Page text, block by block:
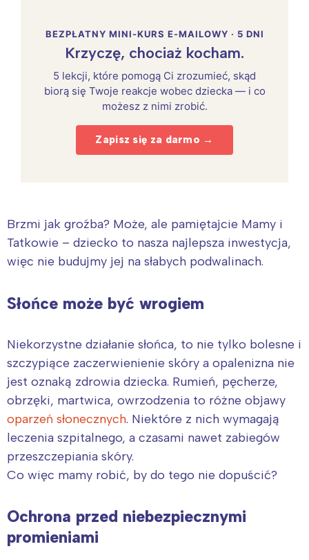
BEZPŁATNY MINI-KURS E-MAILOWY · 5 DNI
Krzyczę, chociaż kocham.
5 lekcji, które pomogą Ci zrozumieć, skąd
biorą się Twoje reakcje wobec dziecka — i co
możesz z nimi zrobić.
Zapisz się za darmo →
Brzmi jak groźba? Może, ale pamiętajcie Mamy i
Tatkowie – dziecko to nasza najlepsza inwestycja,
więc nie budujmy jej na słabych podwalinach.
Słońce może być wrogiem
Niekorzystne działanie słońca, to nie tylko bolesne i
szczypiące zaczerwienienie skóry a opalenizna nie
jest oznaką zdrowia dziecka. Rumień, pęcherze,
obrzęki, martwica, owrzodzenia to różne objawy
oparzeń słonecznych. Niektóre z nich wymagają
leczenia szpitalnego, a czasami nawet zabiegów
przeszczepiania skóry.
Co więc mamy robić, by do tego nie dopuścić?
Ochrona przed niebezpiecznymi
promieniami